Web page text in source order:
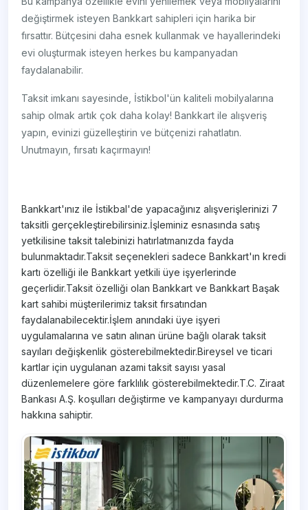
değiştirmek isteyen Bankkart sahipleri için harika bir
fırsattır. Bütçesini daha esnek kullanmak ve hayallerindeki
evi oluşturmak isteyen herkes bu kampanyadan
faydalanabilir.
Taksit imkanı sayesinde, İstikbol'ün kaliteli mobilyalarına
sahip olmak artık çok daha kolay! Bankkart ile alışveriş
yapın, evinizi güzelleştirin ve bütçenizi rahatlatın.
Unutmayın, fırsatı kaçırmayın!
Bankkart'ınız ile İstikbal'de yapacağınız alışverişlerinizi 7
taksitli gerçekleştirebilirsiniz.İşleminiz esnasında satış
yetkilisine taksit talebinizi hatırlatmanızda fayda
bulunmaktadır.Taksit seçenekleri sadece Bankkart'ın kredi
kartı özelliği ile Bankkart yetkili üye işyerlerinde
geçerlidir.Taksit özelliği olan Bankkart ve Bankkart Başak
kart sahibi müşterilerimiz taksit fırsatından
faydalanabilecektir.İşlem anındaki üye işyeri
uygulamalarına ve satın alınan ürüne bağlı olarak taksit
sayıları değişkenlik gösterebilmektedir.Bireysel ve ticari
kartlar için uygulanan azami taksit sayısı yasal
düzenlemelere göre farklılık gösterebilmektedir.T.C. Ziraat
Bankası A.Ş. koşulları değiştirme ve kampanyayı durdurma
hakkına sahiptir.